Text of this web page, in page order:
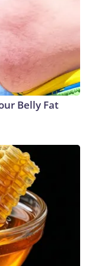
dijo el
de Estado,
en claro a
partes (el
Nacional de 2015
interino) era no
sino
que es lo que
es algo en
sobre las
factor parece
“Los hilos de
sino que
Y eso es cada
más que se
la analista
de la
Belly Fat